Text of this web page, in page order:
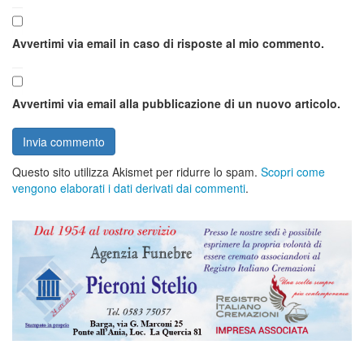
Avvertimi via email in caso di risposte al mio commento.
Avvertimi via email alla pubblicazione di un nuovo articolo.
Questo sito utilizza Akismet per ridurre lo spam. Scopri come
vengono elaborati i dati derivati dai commenti.